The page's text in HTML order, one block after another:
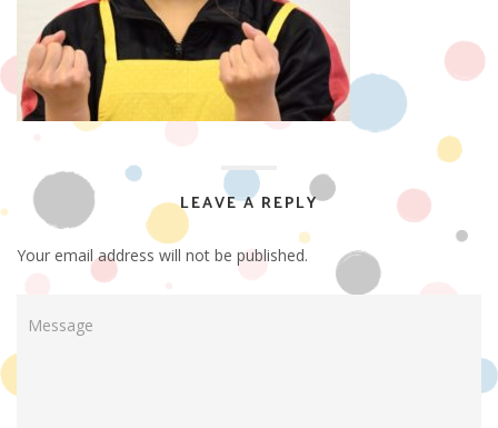
LEAVE A REPLY
Your email address will not be published.